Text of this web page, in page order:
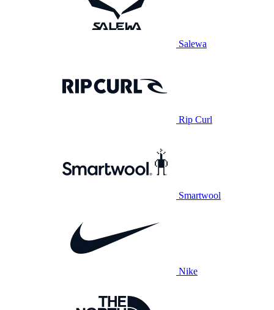
Salewa
Rip Curl
Smartwool
Nike